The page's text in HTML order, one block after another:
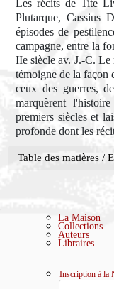
Les récits de Tite
Plutarque, Cassius
épisodes de
campagne, entre la
IIe siècle av. J.-C. Le
témoigne de la façon
ceux des guerres,
marquèrent
premiers siècles et
profonde dont les
Table des matières /
La Maison
Collections
Auteurs
Libraires
Inscription à la